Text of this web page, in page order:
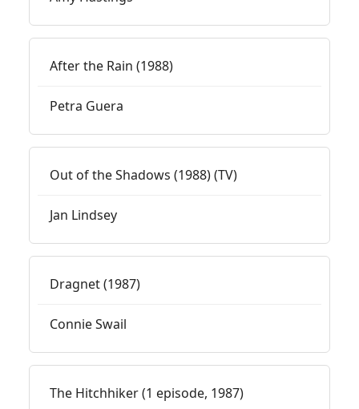
After the Rain (1988)
Petra Guera
Out of the Shadows (1988) (TV)
Jan Lindsey
Dragnet (1987)
Connie Swail
The Hitchhiker (1 episode, 1987)